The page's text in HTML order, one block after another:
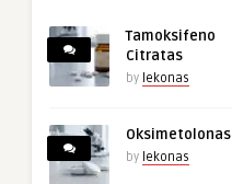
Tamoksifeno
Citratas
by lekonas
Oksimetolonas
by lekonas